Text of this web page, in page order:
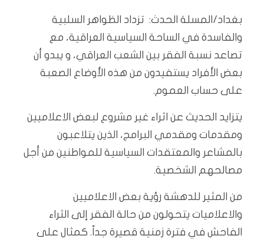
بغداد/المسلة الحدث: تزداد الظواهر السلبية
والفاسدة في الساحة السياسية العراقية، مع
تصاعد نسبة الفقر بين الشعب العراقي، و يبدو أن
بعض الأفراد يستفيدون من هذه الأوضاع الصعبة
على حساب العموم.
يتزايد الحديث عن اثراء غير مشروع لبعض الاعلاميين
ومقدمات ومقدمي البرامج، الذين يتلاعبون
بالمشاعر والمعتقدات السياسية للمواطنين من أجل
مصالحهم الشخصية.
من المثير للدهشة رؤية بعض الاعلاميين
والاعلاميات يتحولون من حالة الفقر إلى الثراء
الفاحش في فترة زمنية قصيرة جداً. كمثال على